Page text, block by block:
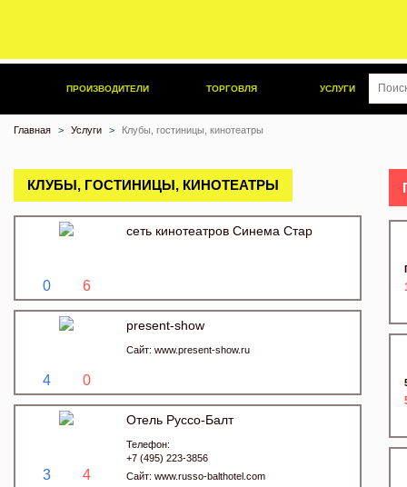
ПРОИЗВОДИТЕЛИ ТОРГОВЛЯ УСЛУГИ
Главная Услуги Клубы, гостиницы, кинотеатры
КЛУБЫ, ГОСТИНИЦЫ, КИНОТЕАТРЫ
0 6
сеть кинотеатров Синема Стар
4 0
present-show
Сайт: www.present-show.ru
3 4
Отель Руссо-Балт
Телефон:
+7 (495) 223-3856
Сайт: www.russo-balthotel.com